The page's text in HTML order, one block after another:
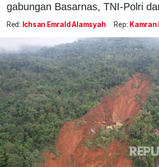
gabungan Basarnas, TNI-Polri
Red: Ichsan Emrald Alamsyah Rep: Kamran